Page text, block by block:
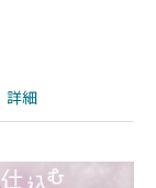
詳細